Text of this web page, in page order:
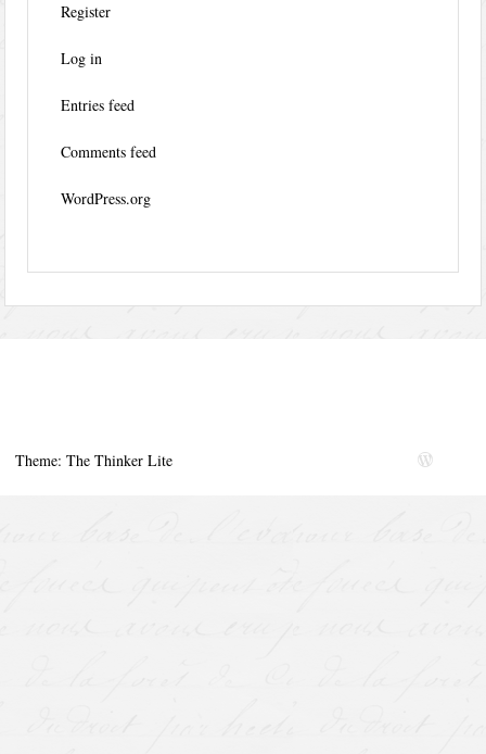
Register
Log in
Entries feed
Comments feed
WordPress.org
Theme: The Thinker Lite